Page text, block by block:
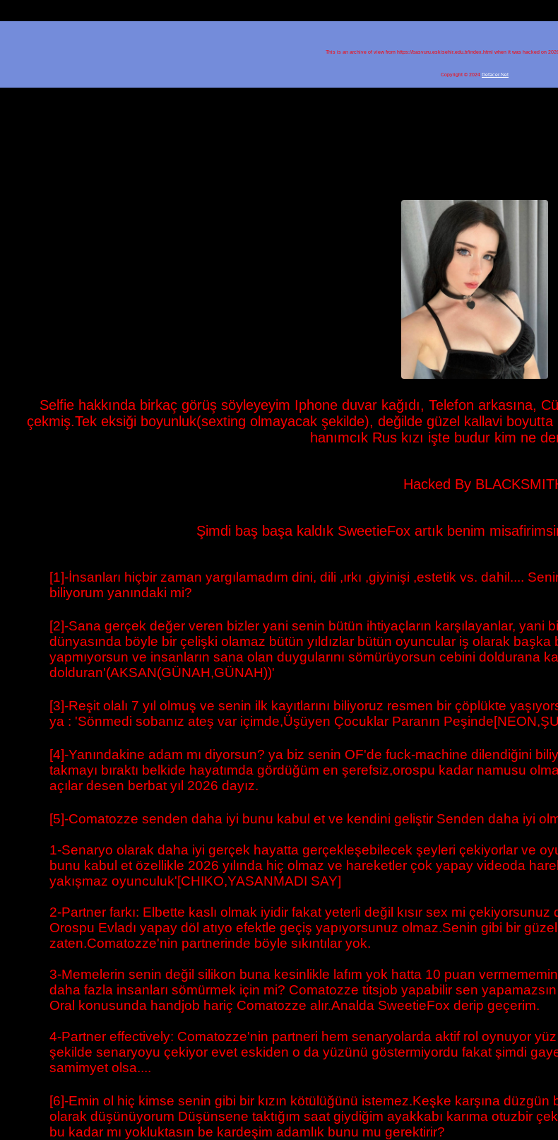
This is an archive of view from https://basvuru.eskisehir.edu.tr/index.html when it was hacked on
Copyright © 2024 Defacer.Net
Selfie hakkında birkaç görüş söyleyeyim Iphone duvar kağıdı, Telefon arkasına,
çekmiş.Tek eksiği boyunluk(sexting olmayacak şekilde), değilde güzel kallavi
hanımcık Rus kızı işte budur kim ne
Hacked By
Şimdi baş başa kaldık SweetieFox artık benim
[1]-İnsanları hiçbir zaman yargılamadım dini, dili ,ırkı ,giyinişi ,estetik vs. dahil....
biliyorum yanındaki mi?
[2]-Sana gerçek değer veren bizler yani senin bütün ihtiyaçların karşılayanlar, yani
dünyasında böyle bir çelişki olamaz bütün yıldızlar bütün oyuncular iş olarak
yapmıyorsun ve insanların sana olan duygularını sömürüyorsun cebini doldurana
dolduran'(AKSAN(GÜNAH,GÜNAH))'
[3]-Reşit olalı 7 yıl olmuş ve senin ilk kayıtlarını biliyoruz resmen bir çöplükte
ya : 'Sönmedi sobanız ateş var içimde,Üşüyen Çocuklar Paranın
[4]-Yanındakine adam mı diyorsun? ya biz senin OF'de fuck-machine dilendiğini
takmayı bıraktı belkide hayatımda gördüğüm en şerefsiz,orospu kadar namusu
açılar desen berbat yıl 2026 dayız.
[5]-Comatozze senden daha iyi bunu kabul et ve kendini geliştir Senden daha iyi
1-Senaryo olarak daha iyi gerçek hayatta gerçekleşebilecek şeyleri çekiyorlar ve
bunu kabul et özellikle 2026 yılında hiç olmaz ve hareketler çok yapay videoda
yakışmaz oyunculuk'[CHIKO,YASANMADI SAY]
2-Partner farkı: Elbette kaslı olmak iyidir fakat yeterli değil kısır sex mi
Orospu Evladı yapay döl atıyo efektle geçiş yapıyorsunuz olmaz.Senin gibi bir
zaten.Comatozze'nin partnerinde böyle sıkıntılar yok.
3-Memelerin senin değil silikon buna kesinlikle lafım yok hatta 10 puan
daha fazla insanları sömürmek için mi? Comatozze titsjob yapabilir sen
Oral konusunda handjob hariç Comatozze alır.Analda SweetieFox derip geçerim.
4-Partner effectively: Comatozze'nin partneri hem senaryolarda aktif rol oynuyor
şekilde senaryoyu çekiyor evet eskiden o da yüzünü göstermiyordu fakat şimdi
samimyet olsa....
[6]-Emin ol hiç kimse senin gibi bir kızın kötülüğünü istemez.Keşke karşına
olarak düşünüyorum Düşünsene taktığım saat giydiğim ayakkabı karıma otuzbir
bu kadar mı yokluktasın be kardeşim adamlık bunu mu gerektirir?